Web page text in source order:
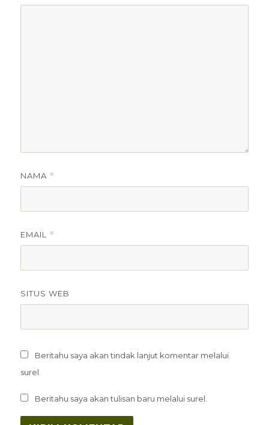
NAMA *
EMAIL *
SITUS WEB
Beritahu saya akan tindak lanjut komentar melalui
surel.
Beritahu saya akan tulisan baru melalui surel.